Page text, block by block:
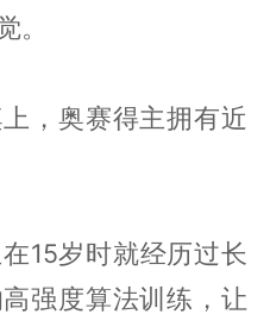
。
，奥赛得主拥有近
15岁时就经历过长
强度算法训练，让